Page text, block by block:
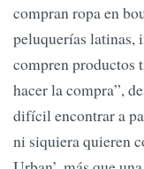
compran ropa en
peluquerías latinas,
compren productos
hacer la compra”,
difícil encontrar a
ni siquiera quieren